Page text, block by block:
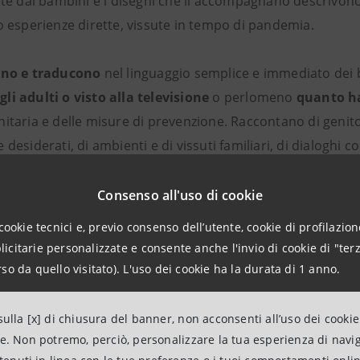
Consenso all'uso di cookie
tecnici e, previo consenso dell’utente, cookie di
personalizzate e consente anche l'invio di cookie di
da quello visitato). L'uso dei cookie ha la durata di 1 anno.
[x] di chiusura del banner, non acconsenti all’uso dei
Non potremo, perciò, personalizzare la tua esperienza di
esperienze dirette, vissute in tempo di pandemia.
e traducono nel linguaggio semplice e immediato dei
adulti o visto alla televisione o perlomeno quanto
e delle misure di prevenzione. Raccontano di
desiderati, di ambienti e di vissuti familiari, di dialoghi
di non poter correre e giocare in un parco e soprattutto
dei disegni che accompagnano queste storie esprimono
e le paure vissute dai bambini.
nuclei familiari, autoritratti apparentemente
della mamma e del papà, lavori domestici fatti tutti
intrappolati nel video del computer, animali domestici in